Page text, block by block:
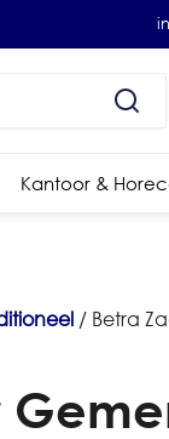
Kantoor &
/ Betra